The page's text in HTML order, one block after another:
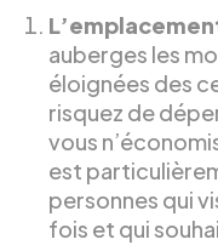
auberges les
éloignées des
risquez de
vous
est
personnes qui
fois et qui